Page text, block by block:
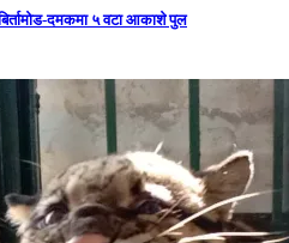
दमकमा ५ वटा आकाशे पुल